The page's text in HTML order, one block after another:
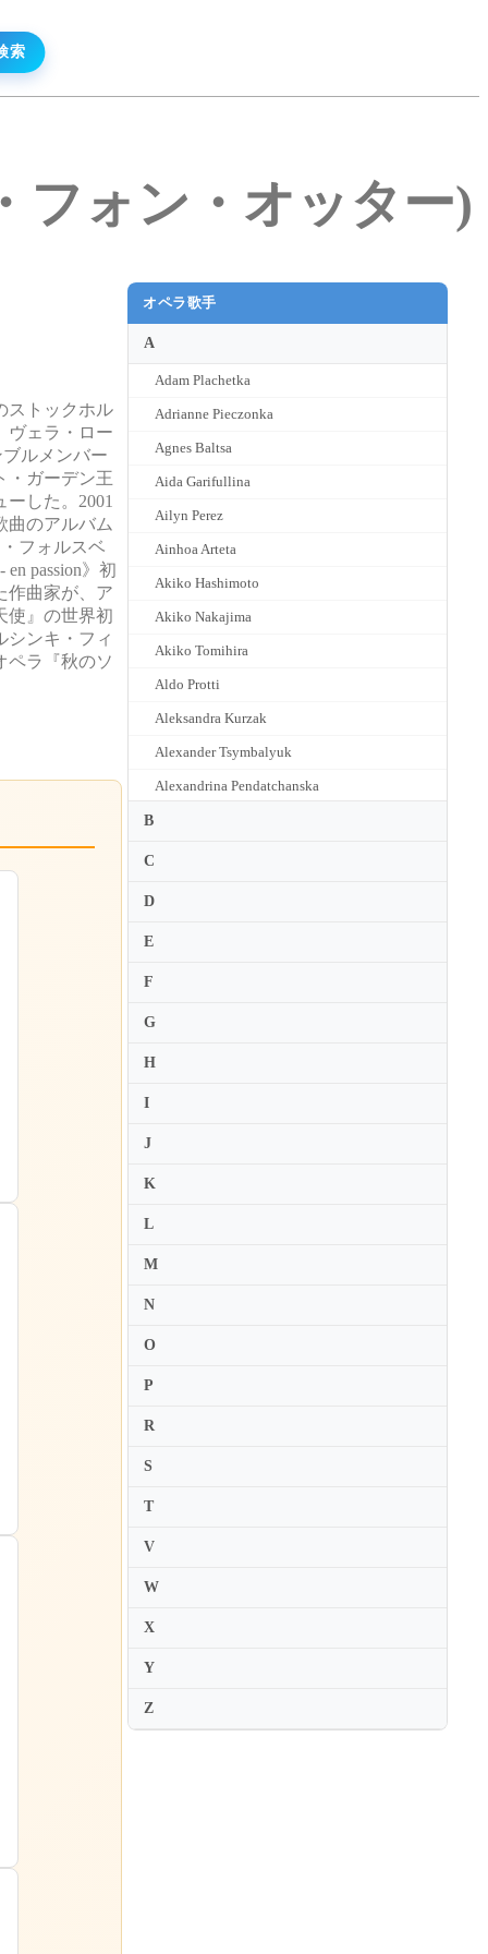
フォン・オッター)
ストックホル
ヴェラ・ロー
ルメンバー
・ガーデン王
した。2001
曲のアルバム
フォルスベ
passion》初
作曲家が、ア
使』の世界初
シンキ・フィ
ペラ『秋のソ
オペラ歌手
A
Adam Plachetka
Adrianne Pieczonka
Agnes Baltsa
Aida Garifullina
Ailyn Perez
Ainhoa Arteta
Akiko Hashimoto
Akiko Nakajima
Akiko Tomihira
Aldo Protti
Aleksandra Kurzak
Alexander Tsymbalyuk
Alexandrina Pendatchanska
Angela Gheorghiu
Angela Meade
Ann-Helen Moen
Anna Devin
Arleen Auger
Ayano Nonomura
B
C
D
E
F
G
H
I
J
K
L
M
N
O
P
R
S
T
V
W
X
Y
Z